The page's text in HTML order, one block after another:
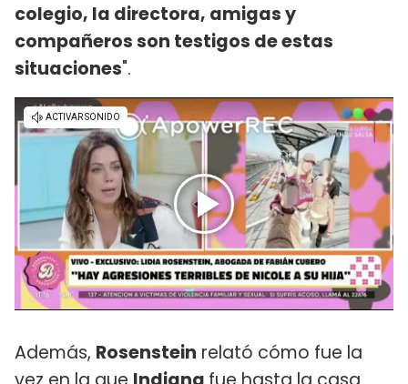
colegio, la directora, amigas y
compañeros son testigos de estas
situaciones".
Además, Rosenstein relató cómo fue la